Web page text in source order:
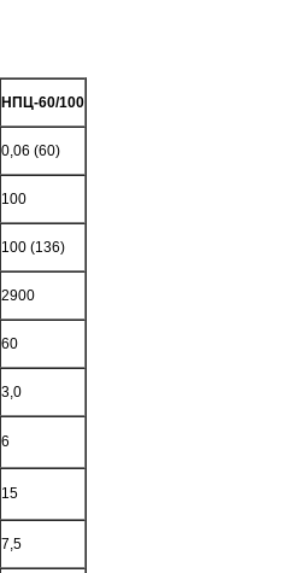
НПЦ-60/100
0,06 (60)
100
100 (136)
2900
60
3,0
6
15
7,5